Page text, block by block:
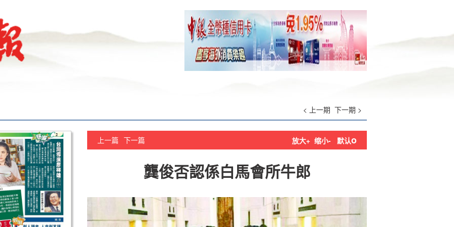
< 上一期 下一期 >
上一篇 下一篇 放大+ 缩小- 默认o
龔俊否認係白馬會所牛郎